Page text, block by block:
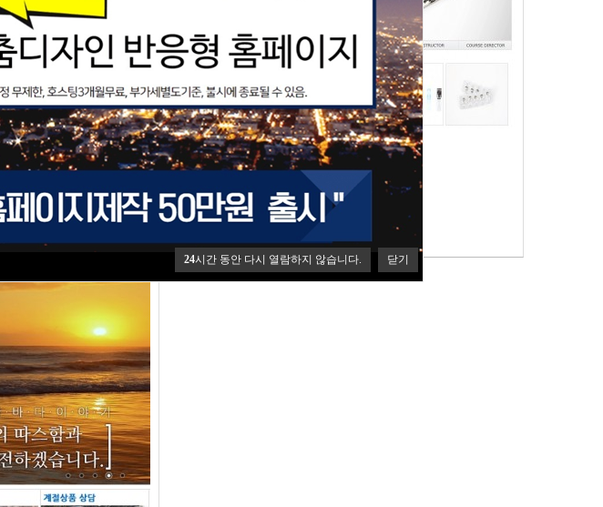
24시간 동안 다시 열람하지 않습니다. 닫기
허니비코리아
추천: 기업,비지니스,통합형,회사,전담,전자담배
[쇼핑몰통합 / ] Views 2198
실적용사이트